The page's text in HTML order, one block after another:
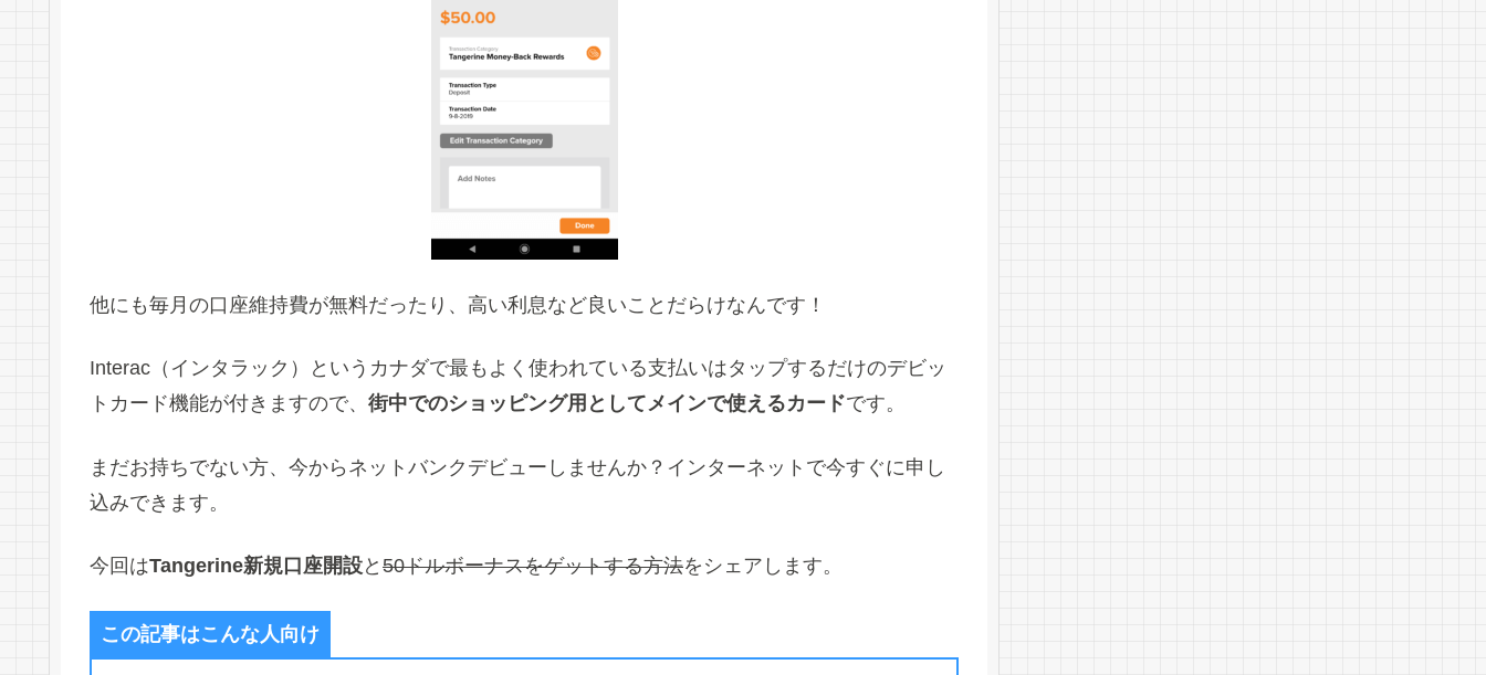
他にも毎月の口座維持費が無料だったり、高い利息など良いことだらけなんです！
Interac（インタラック）というカナダで最もよく使われている支払いはタップするだけのデビッ
トカード機能が付きますので、 街中でのショッピング用としてメインで使えるカードです。
まだお持ちでない方、今からネットバンクデビューしませんか？インターネットで今すぐに申し
込みできます。
今回はTangerine新規口座開設と 50ドルボーナスをゲットする方法をシェアします。
この記事はこんな人向け